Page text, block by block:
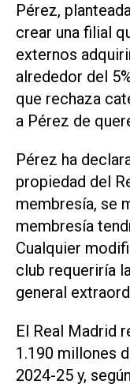
Pérez,
crear una filial
externos
alrededor del
que rechaza
a Pérez de
Pérez ha
propiedad del
⁠membresía, se
membresía
Cualquier
club requeriría
general
El Real Madrid
1.190 millones
2024-25 y,